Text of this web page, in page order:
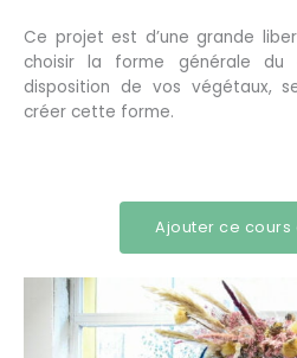
Ce projet est d’une grande
choisir la forme générale
disposition de vos végétaux,
créer cette forme.
Ajouter ce cours